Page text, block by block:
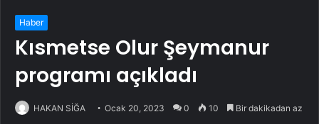
Haber
Kısmetse Olur Şeymanur
programı açıkladı
HAKAN SİĞA Ocak 20, 2023 0 10 Bir dakikadan az